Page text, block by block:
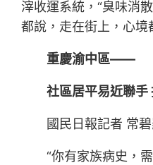
滓收運系統，“臭味消
都說，走在街上，心境
重慶渝中區——
社區居平易近聯手
國民日報記者 常
“你有家族病史，